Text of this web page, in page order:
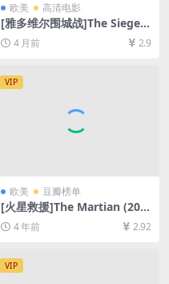
欧美 高清电影
[雅多维尔围城战]The Siege o
f Jadotville (2016)[百度网盘
+夸克网盘1080P超清未删减
资源][网盘在线播放/下载][MP
4/6.7GB][中文字幕]
4 月前 2.9
VIP
欧美 豆瓣榜单
[火星救援]The Martian (201
5)[百度网盘+迅雷云盘资源10
80P超清未删减][MP4/10GB]
[中英字幕]
4 年前 2.92
VIP